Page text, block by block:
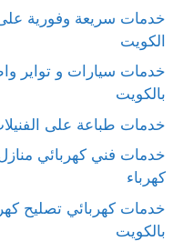
خدمات سريعة وفورية
الكويت
خدمات سيارات و تواير
بالكويت
خدمات طباعة على
خدمات فني كهربائي
كهرباء
خدمات كهربائي تصليح
بالكويت